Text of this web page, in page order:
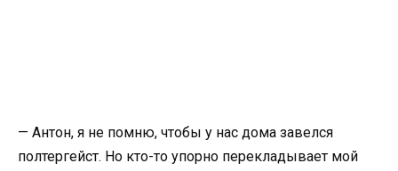
— Антон, я не помню, чтобы у нас дома завелся
полтергейст. Но кто-то упорно перекладывает мой